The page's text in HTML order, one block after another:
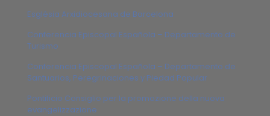
Església Arxidiocesana de Barcelona
Conferencia Episcopal Española – Departamento de
Turismo
Conferencia Episcopal Española – Departamento de
Santuarios, Peregrinaciones y Piedad Popular
Pontificio Consiglio per la promozione della nuova
evangelizzazione